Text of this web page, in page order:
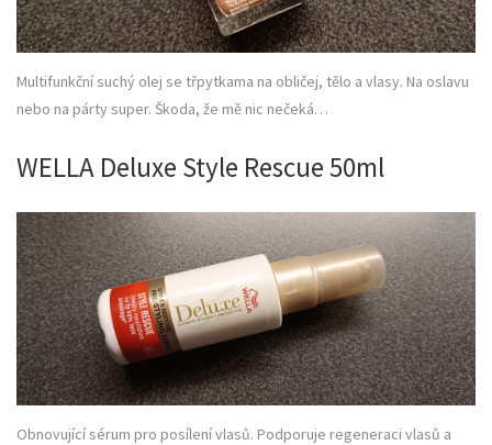
Multifunkční suchý olej se třpytkama na obličej, tělo a vlasy. Na oslavu
nebo na párty super. Škoda, že mě nic nečeká…
WELLA Deluxe Style Rescue 50ml
Obnovující sérum pro posílení vlasů. Podporuje regeneraci vlasů a